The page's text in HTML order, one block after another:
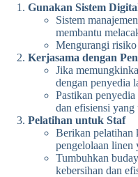
Gunakan Sistem
Sistem
membantu
Mengurangi risiko
Kerjasama dengan
Jika
dengan penyedia
Pastikan
dan efisiensi yang
Pelatihan untuk Staf
Berikan pelatihan
pengelolaan linen
Tumbuhkan
kebersihan dan